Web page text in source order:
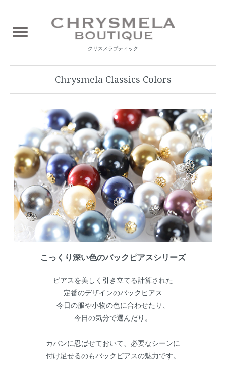
クリスメラブティック
Chrysmela Classics Colors
こっくり深い色のバックピアスシリーズ
ピアスを美しく引き立てる計算された
定番のデザインのバックピアス
今日の服や小物の色に合わせたり、
今日の気分で選んだり。
カバンに忍ばせておいて、必要なシーンに
付け足せるのもバックピアスの魅力です。